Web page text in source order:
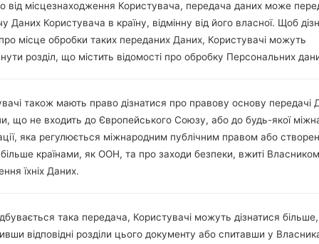
Інтерфейси
3.5mm jack
Версія 3.0, A2DP
Ні
Ні
microUSB 2.0
Wi-Fi802.11b/g/n, hotspot
akaLG
від місцезнаходження Користувача, передача даних може
Даних Користувача в країну, відмінну від його власної. Щоб
місце обробки таких переданих Даних, Користувачі можуть
розділ, що містить відомості про обробку Персональних
також мають право дізнатися про правову основу передачі
що не входить до Європейського Союзу, або до будь-якої
яка регулюється міжнародним публічним правом або
більше країнами, як ООН, та про заходи безпеки, вжиті
їхніх Даних.
така передача, Користувачі можуть дізнатися більше,
відповідні розділи цього документу або спитавши у